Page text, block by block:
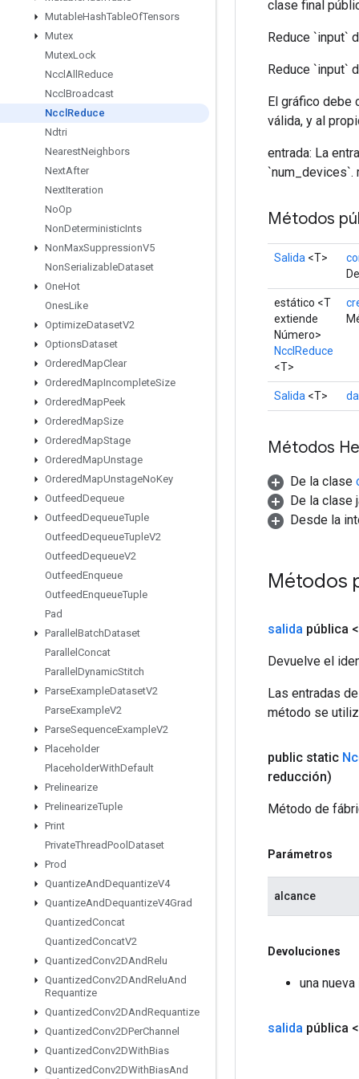
MutableHashTableOfTensors
Mutex
MutexLock
Nccl All Reduce
Nccl Broadcast
Nccl Reduce
Ndtri
NearestNeighbors
NextAfter
NextIteration
NoOp
NonDeterministicInts
NonMaxSuppressionV5
NonSerializableDataset
OneHot
OnesLike
OptimizeDatasetV2
OptionsDataset
OrderedMapClear
OrderedMapIncompleteSize
OrderedMapPeek
OrderedMapSize
OrderedMapStage
OrderedMapUnstage
OrderedMapUnstageNoKey
OutfeedDequeue
OutfeedDequeueTuple
OutfeedDequeueTupleV2
OutfeedDequeueV2
OutfeedEnqueue
OutfeedEnqueueTuple
Pad
Parallel BatchDataset
Parallel Concat
Parallel DynamicStitch
ParseExampleDatasetV2
ParseExampleV2
ParseSequenceExampleV2
Placeholder
PlaceholderWithDefault
Prelinearize
PrelinearizeTuple
Print
PrivateThreadPool Dataset
Prod
QuantizeAndDequantizeV4
QuantizeAndDequantizeV4Grad
QuantizedConcat
QuantizedConcatV2
QuantizedConv2DAndRelu
QuantizedConv2DAndReluAnd
Requantize
QuantizedConv2DAndRequantize
QuantizedConv2DPerChannel
QuantizedConv2DWithBias
QuantizedConv2DWithBiasAnd
clase final
Reduce `input`
Reduce `input`
El gráfico debe
válida, y al
entrada: La
`num_devices`.
Métodos
Salida <T>
estático <T
extiende
Número>
NcclReduce
<T>
Salida <T>
Métodos
De la clase
De la clase
Desde la
Métodos
salida pública
Devuelve el
Las entradas
método se
public static
reducción)
Método de
Parámetros
alcance
Devoluciones
una
salida pública